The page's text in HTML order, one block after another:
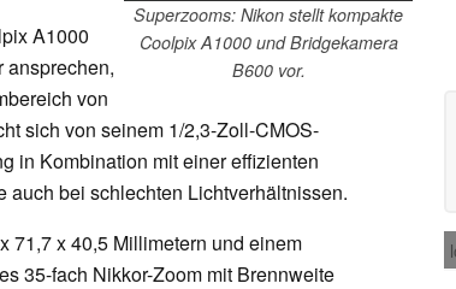
Superzooms: Nikon stellt kompakte
Coolpix A1000 und Bridgekamera
B600 vor.
A1000
von
sich von seinem 1/2,3-Zoll-CMOS-
in Kombination mit einer effizienten
bei schlechten Lichtverhältnissen.
71,7 x 40,5 Millimetern und einem
35-fach Nikkor-Zoom mit Brennweite